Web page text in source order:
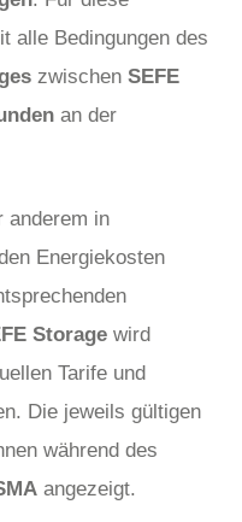
alle Bedingungen des
zwischen SEFE
an der
anderem in
Energiekosten
Storage wird
Tarife und
Die jeweils gültigen
während des
angezeigt.